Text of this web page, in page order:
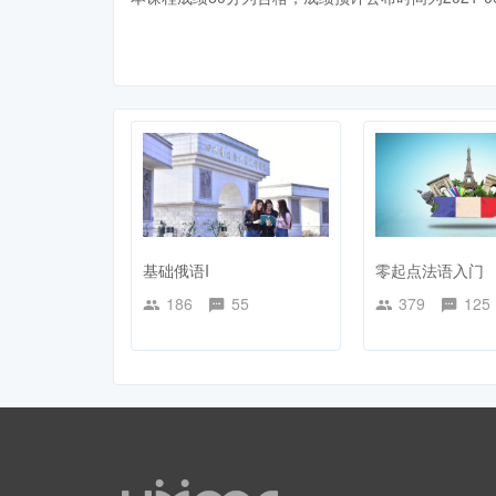
基础俄语I
186
55
零起点法语入门
379
125